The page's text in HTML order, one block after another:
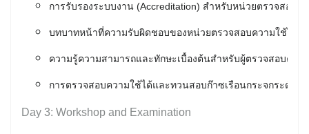
การรับรองระบบงาน (Accreditation) สำหรับหน่วยตรวจสอบ
บทบาทหน้าที่ความรับผิดชอบของหน่วยตรวจสอบความใช้ได้แ
ความรู้ความสามารถและทักษะเบื้องต้นสำหรับผู้ตรวจสอบคว
การตรวจสอบความใช้ได้และทวนสอบก๊าซเรือนกระจกระดับโ
Day 3: Workshop and Examination